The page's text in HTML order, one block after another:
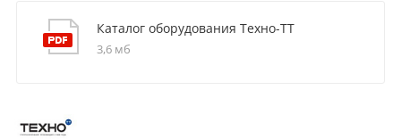
Каталог оборудования Техно-ТТ
3,6 мб